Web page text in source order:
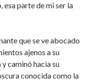
esa parte de mi ser la
que se ve abocado
ajenos a su
caminó hacia su
conocida como la